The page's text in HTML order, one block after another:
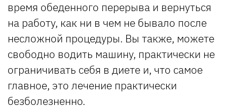
время обеденного перерыва и вернуться
на работу, как ни в чем не бывало после
несложной процедуры. Вы также, можете
свободно водить машину, практически не
ограничивать себя в диете и, что самое
главное, это лечение практически
безболезненно.